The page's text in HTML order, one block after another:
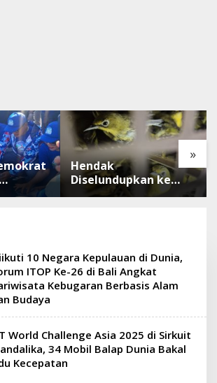
»
Tukik
Hendak
Diselundupkan ke
Pulau Dewata, 482
10 Negara Kepulauan di Dunia,
ITOP Ke-26 di Bali Angkat
Kebugaran Berbasis Alam
Budaya
World Challenge Asia 2025 di Sirkuit
34 Mobil Balap Dunia Bakal
Kecepatan